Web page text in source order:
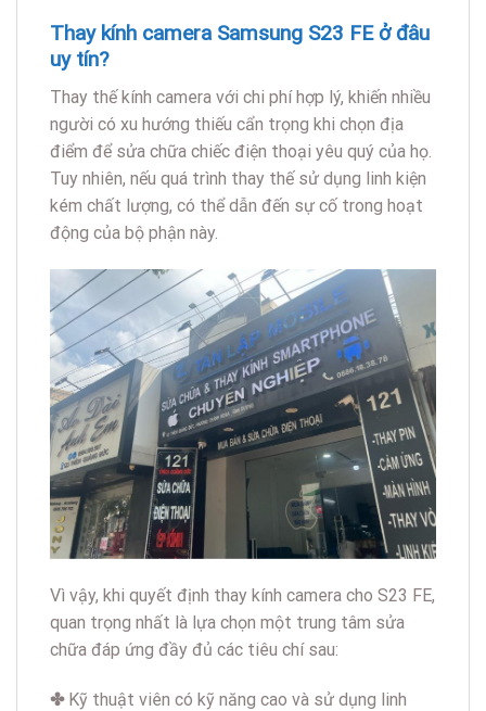
Thay kính camera Samsung S23 FE ở đâu
uy tín?
Thay thế kính camera với chi phí hợp lý, khiến nhiều
người có xu hướng thiếu cẩn trọng khi chọn địa
điểm để sửa chữa chiếc điện thoại yêu quý của họ.
Tuy nhiên, nếu quá trình thay thế sử dụng linh kiện
kém chất lượng, có thể dẫn đến sự cố trong hoạt
động của bộ phận này.
Vì vậy, khi quyết định thay kính camera cho S23 FE,
quan trọng nhất là lựa chọn một trung tâm sửa
chữa đáp ứng đầy đủ các tiêu chí sau:
✤ Kỹ thuật viên có kỹ năng cao và sử dụng linh